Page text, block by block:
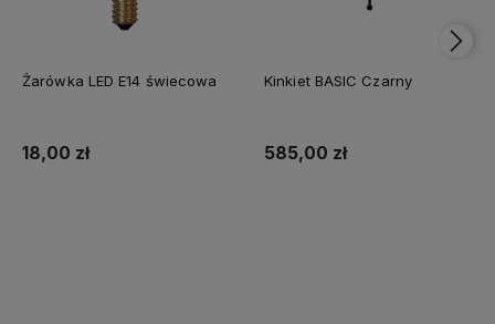
Żarówka LED E14 świecowa
18,00 zł
Kinkiet BASIC Czarny
585,00 zł